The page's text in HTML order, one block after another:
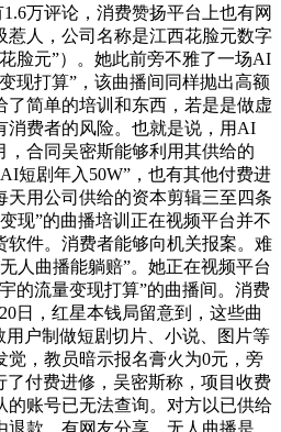
万评论，消费赞扬平台上也有网
惹人，公司名称是江西花脸元数字
脸元”）。她此前旁不雅了一场AI
现打算”，该曲播间同样抛出高额
了简单的培训和东西，若是是做虚
消费者的风险。也就是说，用AI
，合同吴密斯能够利用其供给的
短剧年入50W”，也有其他付费进
天用公司供给的资本剪辑三至四条
现”的曲播培训正在视频平台并不
软件。消费者能够向机关报案。难
人曲播能躺赔”。她正在视频平台
的流量变现打算”的曲播间。消费
日，红星本钱局留意到，这些曲
用户制做短剧切片、小说、图片等
觉，教员暗示报名膏火为0元，旁
了付费进修，吴密斯称，项目收费
的账号已无法查询。对方以已供给
退款。有网友分享，无人曲播是